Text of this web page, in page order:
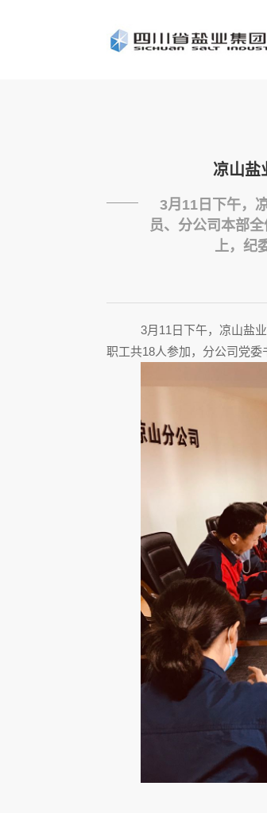
凉山盐
3月11日下午，
员、分公司本部
上，纪
3月 11 日下午，凉山盐
职工共18人参加，分公司党委